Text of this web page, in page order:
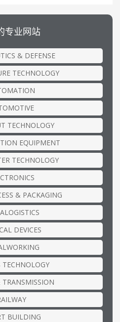
专业网站
& DEFENSE
TECHNOLOGY
TECHNOLOGY
EQUIPMENT
TECHNOLOGY
& PACKAGING
DEVICES
TECHNOLOGY
TRANSMISSION
BUILDING